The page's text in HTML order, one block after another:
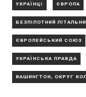
УКРАЇНЦІ ЄВРОПА
БЕЗПІЛОТНИЙ
ЄВРОПЕЙСЬКИЙ СОЮЗ
УКРАЇНСЬКА ПРАВДА
ВАШИНГТОН, ОКРУГ